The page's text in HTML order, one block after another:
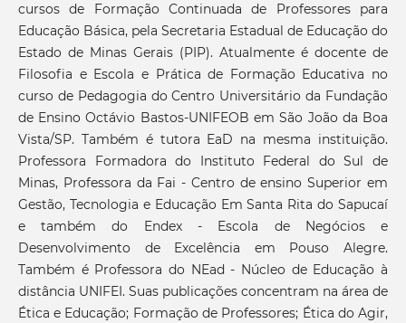
cursos de Formação Continuada de Professores para
Educação Básica, pela Secretaria Estadual de Educação do
Estado de Minas Gerais (PIP). Atualmente é docente de
Filosofia e Escola e Prática de Formação Educativa no
curso de Pedagogia do Centro Universitário da Fundação
de Ensino Octávio Bastos-UNIFEOB em São João da Boa
Vista/SP. Também é tutora EaD na mesma instituição.
Professora Formadora do Instituto Federal do Sul de
Minas, Professora da Fai - Centro de ensino Superior em
Gestão, Tecnologia e Educação Em Santa Rita do Sapucaí
e também do Endex - Escola de Negócios e
Desenvolvimento de Excelência em Pouso Alegre.
Também é Professora do NEad - Núcleo de Educação à
distância UNIFEI. Suas publicações concentram na área de
Ética e Educação; Formação de Professores; Ética do Agir,